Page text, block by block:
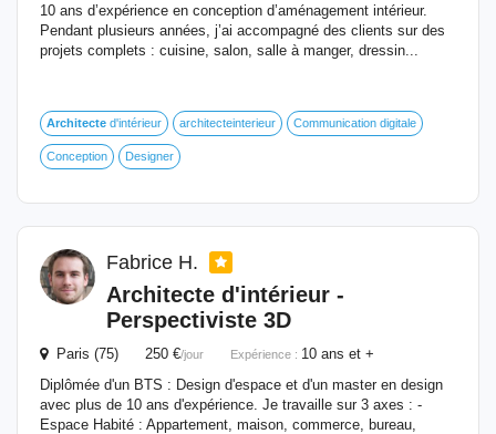
10 ans d’expérience en conception d’aménagement intérieur.
Pendant plusieurs années, j’ai accompagné des clients sur des
projets complets : cuisine, salon, salle à manger, dressin...
Architecte d'intérieur architecteinterieur Communication digitale
Conception Designer
Fabrice H.
Architecte d'intérieur -
Perspectiviste 3D
Paris (75) 250 €/jour Expérience : 10 ans et +
Diplômée d'un BTS : Design d'espace et d'un master en design
avec plus de 10 ans d'expérience. Je travaille sur 3 axes : -
Espace Habité : Appartement, maison, commerce, bureau,